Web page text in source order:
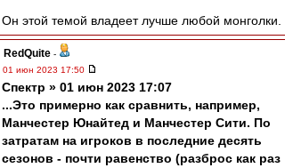
Он этой темой владеет лучше любой монголки.
RedQuite -
01 июн 2023 17:50
Спектр » 01 июн 2023 17:07
...Это примерно как сравнить, например,
Манчестер Юнайтед и Манчестер Сити. По
затратам на игроков в последние десять
сезонов - почти равенство (разброс как раз